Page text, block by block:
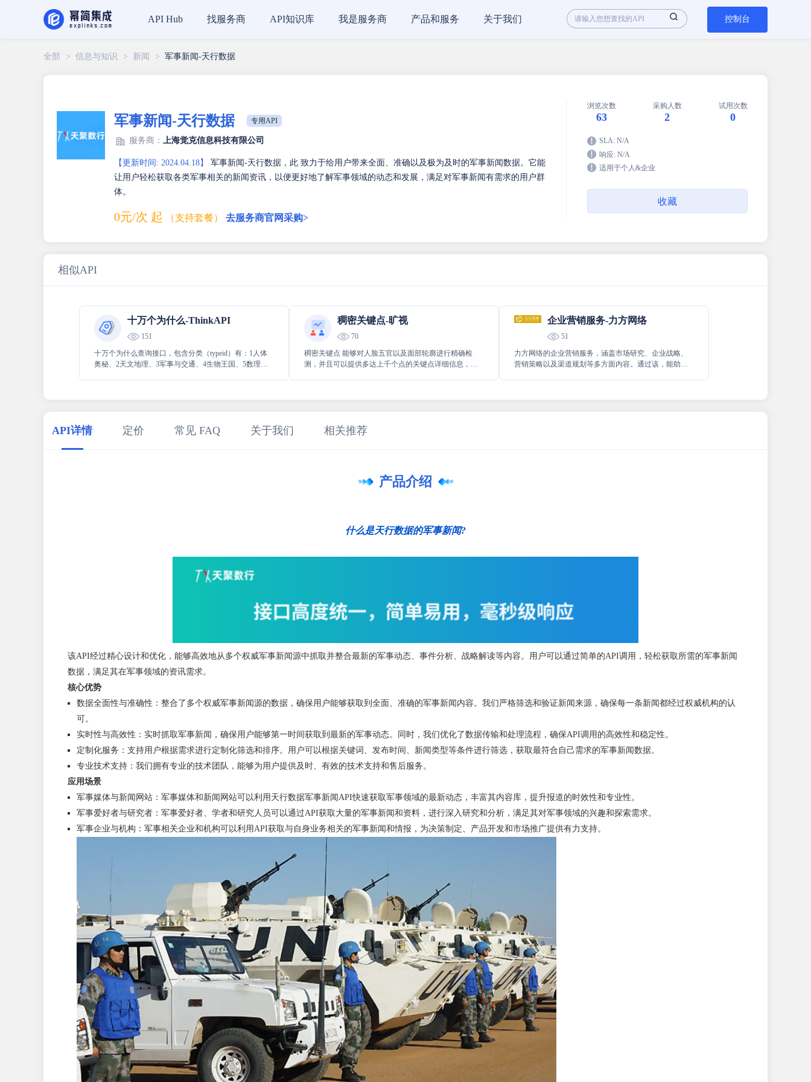
API Hub 找服务商 API知识库 我是服务商 产品和服务 关于我们 控制台
全部 > 信息与知识 > 新闻 > 军事新闻-天行数据
军事新闻-天行数据 专用API
服务商： 上海觉克信息科技有限公司
【更新时间: 2024.04.18】
军事新闻-天行数据，此 致力于给用户带来全面、准确以及极为及时的军事新闻数据。它能
让用户轻松获取各类军事相关的新闻资讯，以便更好地了解军事领域的动态和发展，满足对军事新闻有需求的用户群
体。
0元/次 起 （支持套餐） 去服务商官网采购>
浏览次数
63
采购人数
2
试用次数
0
SLA: N/A
响应: N/A
适用于个人&企业
收藏
相似API
十万个为什么-ThinkAPI
151
十万个为什么查询接口，包含分类（typeid）有：1人体
奥秘、2天文地理、3军事与交通、4生物王国、5数理化
稠密关键点-旷视
70
稠密关键点 能够对人脸五官以及面部轮廓进行精确检
测，并且可以提供多达上千个点的关键点详细信息，从
企业营销服务-力方网络
51
力方网络的企业营销服务，涵盖市场研究、企业战略、
营销策略以及渠道规划等多方面内容。通过该，能助力
API详情 定价 常见 FAQ 关于我们 相关推荐
产品介绍
什么是天行数据的军事新闻?
该API经过精心设计和优化，能够高效地从多个权威军事新闻源中抓取并整合最新的军事动态、事件分析、战略解读等内容。用户可以通过简单的API调用，轻松获取所需的军事新闻
数据，满足其在军事领域的资讯需求。
核心优势
数据全面性与准确性：整合了多个权威军事新闻源的数据，确保用户能够获取到全面、准确的军事新闻内容。我们严格筛选和验证新闻来源，确保每一条新闻都经过权威机构的认
可。
实时性与高效性：实时抓取军事新闻，确保用户能够第一时间获取到最新的军事动态。同时，我们优化了数据传输和处理流程，确保API调用的高效性和稳定性。
定制化服务：支持用户根据需求进行定制化筛选和排序。用户可以根据关键词、发布时间、新闻类型等条件进行筛选，获取最符合自己需求的军事新闻数据。
专业技术支持：我们拥有专业的技术团队，能够为用户提供及时、有效的技术支持和售后服务。
应用场景
军事媒体与新闻网站：军事媒体和新闻网站可以利用天行数据军事新闻API快速获取军事领域的最新动态，丰富其内容库，提升报道的时效性和专业性。
军事爱好者与研究者：军事爱好者、学者和研究人员可以通过API获取大量的军事新闻和资料，进行深入研究和分析，满足其对军事领域的兴趣和探索需求。
军事企业与机构：军事相关企业和机构可以利用API获取与自身业务相关的军事新闻和情报，为决策制定、产品开发和市场推广提供有力支持。